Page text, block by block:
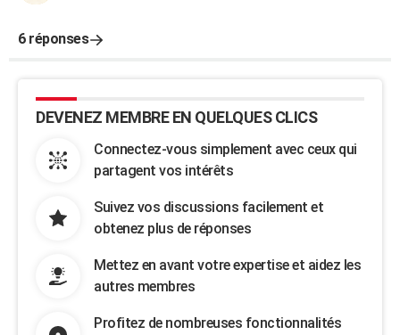
6 réponses
DEVENEZ MEMBRE EN QUELQUES CLICS
Connectez-vous simplement avec ceux qui
partagent vos intérêts
Suivez vos discussions facilement et
obtenez plus de réponses
Mettez en avant votre expertise et aidez les
autres membres
Profitez de nombreuses fonctionnalités